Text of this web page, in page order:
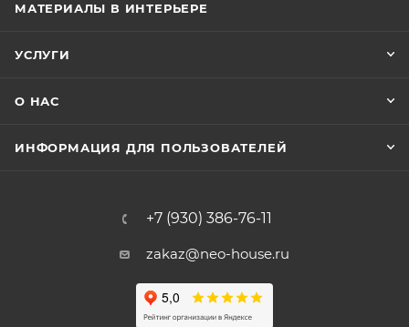
МАТЕРИАЛЫ В ИНТЕРЬЕРЕ
УСЛУГИ
О НАС
ИНФОРМАЦИЯ ДЛЯ ПОЛЬЗОВАТЕЛЕЙ
+7 (930) 386-76-11
zakaz@neo-house.ru